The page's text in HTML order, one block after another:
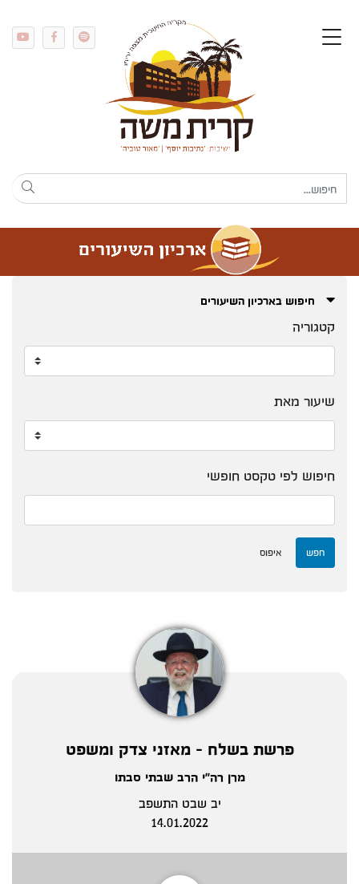
חיפוש בארכיון השיעורים
קטגוריה
שיעור מאת
חיפוש לפי טקסט חופשי
חפש איפוס
פרשת בשלח - מאזני צדק ומשפט
מרן רה"י הרב שבתי סבתו
יב שבט התשפב
14.01.2022